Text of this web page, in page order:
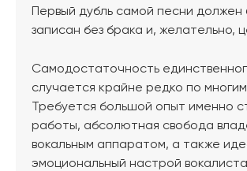
Первый дубль самой песни должен
записан без брака и, желательно,
Самодостаточность
случается крайне редко по
Требуется большой опыт именно
работы, абсолютная свобода
вокальным аппаратом, а также
эмоциональный настрой